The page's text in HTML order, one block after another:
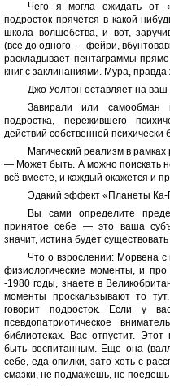
Чего я могла ожидать от
подросток прячется в какой-
школа волшебства, и вот,
(все до одного — фейри,
раскладывает пентаграммы
книг с заклинаниями. Мура, правда
Джо Уолтон оставляет на
Завирали или самообман
подростка, пережившего
действий собственной
Магический реализм в
— Может быть. А можно поискать
всё вместе, и каждый окажется и
Эдакий эффект «Планеты Ка-
Вы сами определите
принятое себе — это ваша
значит, истина будет
Что о взрослении: Морвена
физиологические моменты, и про
-1980 годы, знаете в
моменты проскальзывают то
говорит подросток. Если у
псевдопатриотическое
библиотеках. Вас отпустит.
быть воспитанным. Еще она
себе, еда опилки, зато хоть с
смазки, не подмажешь, не